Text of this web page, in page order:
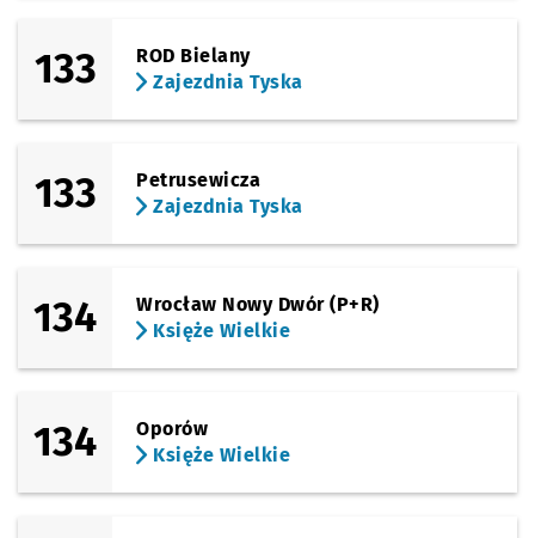
133
ROD Bielany
Zajezdnia Tyska
133
Petrusewicza
Zajezdnia Tyska
134
Wrocław Nowy Dwór (P+R)
Księże Wielkie
134
Oporów
Księże Wielkie